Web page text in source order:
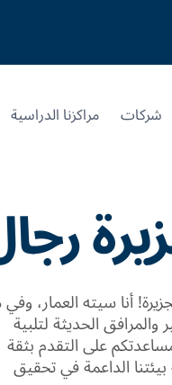
شركات مراكزنا الدراسية
أنا سيته العمار، وفي
الحديثة لتلبية
مساعدتكم على التقدم بثقة
الداعمة في تحقيق